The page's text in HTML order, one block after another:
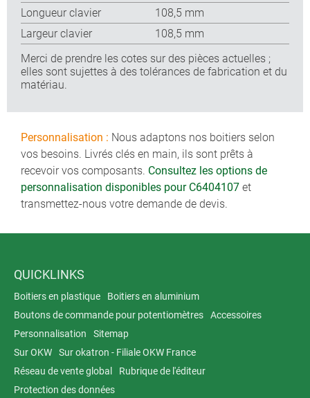
Longueur clavier
108,5 mm
Largeur clavier
108,5 mm
Merci de prendre les cotes sur des pièces actuelles ;
elles sont sujettes à des tolérances de fabrication et du
matériau.
Personnalisation : Nous adaptons nos boitiers selon
vos besoins. Livrés clés en main, ils sont prêts à
recevoir vos composants. Consultez les options de
personnalisation disponibles pour C6404107 et
transmettez-nous votre demande de devis.
QUICKLINKS
Boitiers en plastique
Boitiers en aluminium
Boutons de commande pour potentiomètres
Accessoires
Personnalisation
Sitemap
Sur OKW
Sur okatron - Filiale OKW France
Réseau de vente global
Rubrique de l'éditeur
Protection des données